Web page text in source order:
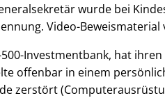
wurde bei
Video-Beweismaterial
Investmentbank, hat
offenbar in einem
zerstört